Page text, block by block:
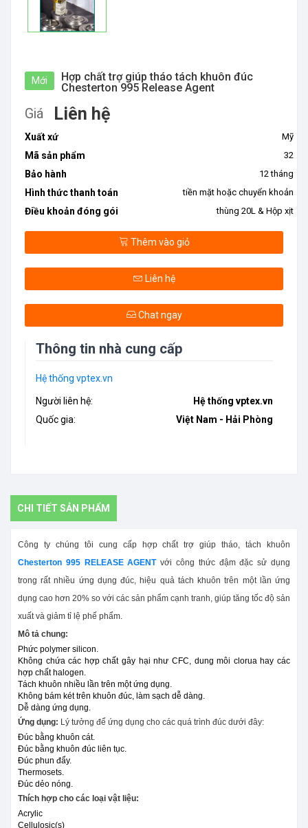
Mới
Hợp chất trợ giúp tháo tách khuôn đúc
Chesterton 995 Release Agent
Giá Liên hệ
Xuất xứ Mỹ
Mã sản phẩm 32
Bảo hành 12 tháng
Hình thức thanh toán tiền mặt hoặc chuyển khoản
Điều khoản đóng gói thùng 20L & Hộp xịt
Thêm vào giỏ
Liên hệ
Chat ngay
Thông tin nhà cung cấp
Hệ thống vptex.vn
Người liên hệ:
Hệ thống vptex.vn
Quốc gia:
Việt Nam - Hải Phòng
CHI TIẾT SẢN PHẨM
Công ty chúng tôi cung cấp hợp chất trợ giúp tháo, tách khuôn
Chesterton 995 RELEASE AGENTvới công thức đậm đặc sử dụng
trong rất nhiều ứng dụng đúc, hiệu quả tách khuôn trên một lần ứng
dụng cao hơn 20% so với các sản phẩm cạnh tranh, giúp tăng tốc độ sản
xuất và giảm tỉ lệ phế phẩm.
Mô tả chung:
Phức polymer silicon.
Không chứa các hợp chất gây hại như CFC, dung môi clorua hay các
hợp chất halogen.
Tách khuôn nhiều lần trên một ứng dụng.
Không bám két trên khuôn đúc, làm sạch dễ dàng.
Dễ dàng ứng dụng.
Ứng dụng: Lý tưởng để ứng dụng cho các quá trình đúc dưới đây:
Đúc bằng khuôn cát.
Đúc bằng khuôn đúc liên tục.
Đúc phun đẩy.
Thermosets.
Đúc dẻo nóng.
Thích hợp cho các loại vật liệu:
Acrylic
Cellulosic(s)